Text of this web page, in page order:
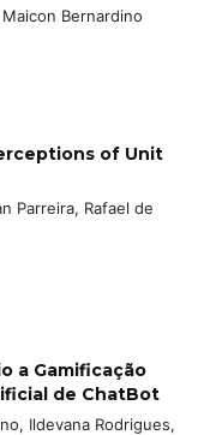
Bernardino
of Unit
Parreira, Rafael de
a Gamificação
de ChatBot
Ildevana Rodrigues,